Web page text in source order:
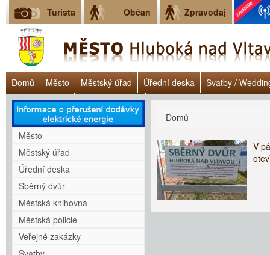
Turista Občan Zpravodaj
Domů Město Městský úřad Úřední deska
Svatby /
Úřad práce ČR
Lokalita Janoch Dluhové poradenství - Clověk
Město
Městský úřad
Úřední deska
Sběrný dvůr
Městská knihovna
Městská policie
Veřejné zakázky
Jste zde
Domů
V